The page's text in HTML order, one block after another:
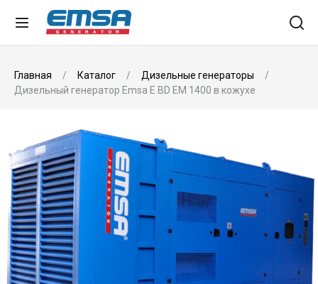
Главная Каталог
Дизельные генераторы
Дизельный генератор Emsa E BD EM 1400 в кожухе